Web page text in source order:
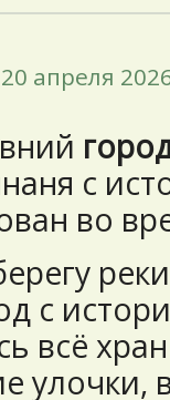
20 апреля
с
во
с
всё